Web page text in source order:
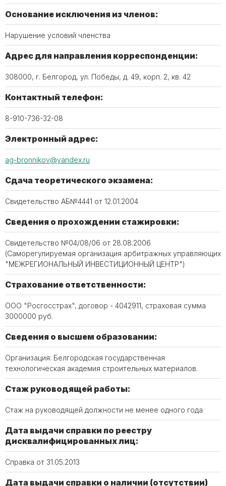
Основание исключения из членов:
Нарушение условий членства
Адрес для направления корреспонденции:
308000, г. Белгород, ул. Победы, д. 49, корп. 2, кв. 42
Контактный телефон:
8-910-736-32-08
Электронный адрес:
ag-bronnikov@yandex.ru
Сдача теоретического экзамена:
Свидетельство АБ№4441 от 12.01.2004
Сведения о прохождении стажировки:
Свидетельство №04/08/06 от 28.08.2006
(Саморегулируемая организация арбитражных управляющих
"МЕЖРЕГИОНАЛЬНЫЙ ИНВЕСТИЦИОННЫЙ ЦЕНТР")
Страхование ответственности:
ООО "Росгосстрах", договор - 4042911, страховая сумма
3000000 руб.
Сведения о высшем образовании:
Организация: Белгородская государственная
технологическая академия строительных материалов.
Стаж руководящей работы:
Стаж на руководящей должности не менее одного года
Дата выдачи справки по реестру
дисквалифицированных лиц:
Справка от 31.05.2013
Дата выдачи справки о наличии (отсутствии)